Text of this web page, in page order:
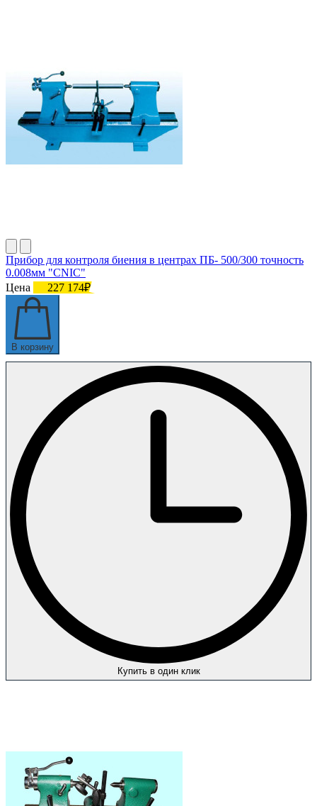
Прибор для контроля биения в центрах ПБ- 500/300 точность
0.008мм "CNIC"
Цена
227 174₽
В корзину
Купить в один клик